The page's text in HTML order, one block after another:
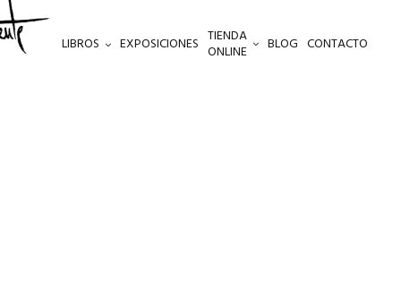
LIBROS EXPOSICIONES TIENDA
ONLINE BLOG CONTACTO